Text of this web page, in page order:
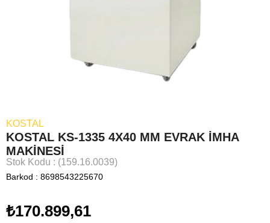
KOSTAL
KOSTAL KS-1335 4X40 MM EVRAK İMHA
MAKİNESİ
Stok Kodu (159.16.0039)
Barkod : 8698543225670
₺170.899,61